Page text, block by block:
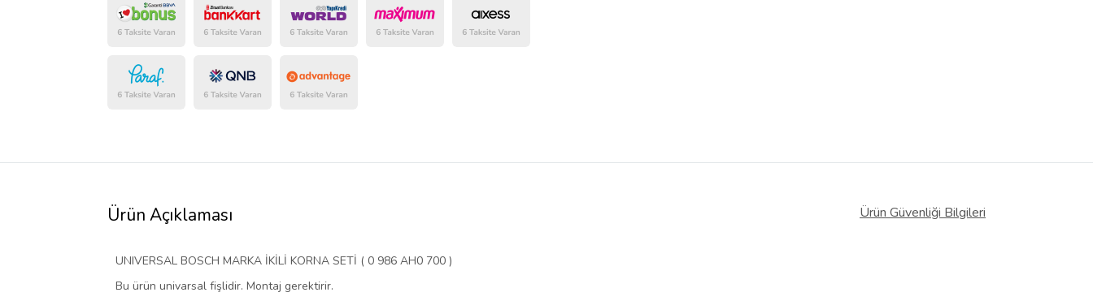
Ürün Açıklaması Ürün Güvenliği Bilgileri
UNIVERSAL BOSCH MARKA İKİLİ KORNA SETİ ( 0 986 AH0 700 )
Bu ürün univarsal fişlidir. Montaj gerektirir.